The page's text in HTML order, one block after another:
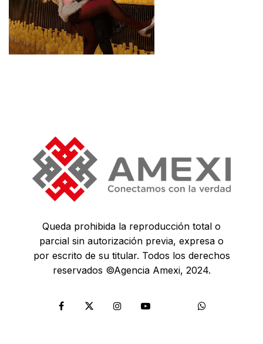
Queda prohibida la reproducción total o
parcial sin autorización previa, expresa o
por escrito de su titular. Todos los derechos
reservados ©Agencia Amexi, 2024.